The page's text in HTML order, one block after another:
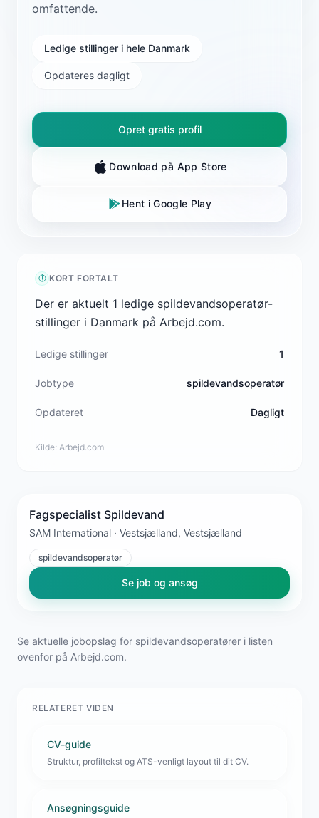
omfattende.
Ledige stillinger i hele Danmark
Opdateres dagligt
Opret gratis profil
Download på App Store
Hent i Google Play
KORT FORTALT
Der er aktuelt 1 ledige spildevandsoperatør-
stillinger i Danmark på Arbejd.com.
Ledige stillinger 1
Jobtype spildevandsoperatør
Opdateret Dagligt
Kilde: Arbejd.com
Fagspecialist Spildevand
SAM International · Vestsjælland, Vestsjælland
spildevandsoperatør
Se job og ansøg
Se aktuelle jobopslag for spildevandsoperatører i listen
ovenfor på Arbejd.com.
RELATERET VIDEN
CV-guide
Struktur, profiltekst og ATS-venligt layout til dit CV.
Ansøgningsguide